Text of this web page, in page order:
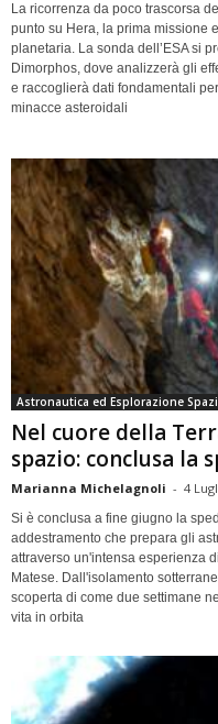
La ricorrenza da poco trascorsa
punto su Hera, la prima missione
planetaria. La sonda dell’ESA si
Dimorphos, dove analizzerà gli
e raccoglierà dati fondamentali
minacce asteroidali
Astronautica ed Esplorazione
Nel cuore della
spazio: conclusa la
Marianna Michelagnoli - 4
Si è conclusa a fine giugno la
addestramento che prepara gli
attraverso un'intensa esperienza
Matese. Dall'isolamento
scoperta di come due settimane
vita in orbita